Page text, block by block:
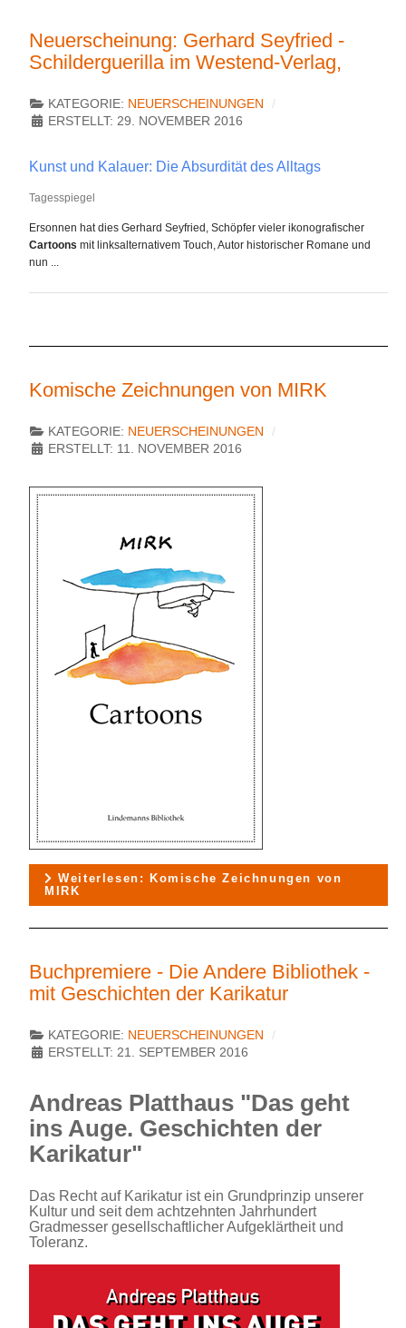
Neuerscheinung: Gerhard Seyfried -
Schilderguerilla im Westend-Verlag,
KATEGORIE: NEUERSCHEINUNGEN
ERSTELLT: 29. NOVEMBER 2016
Kunst und Kalauer: Die Absurdität des Alltags
Tagesspiegel
Ersonnen hat dies Gerhard Seyfried, Schöpfer vieler ikonografischer
Cartoons mit linksalternativem Touch, Autor historischer Romane und
nun ...
Komische Zeichnungen von MIRK
KATEGORIE: NEUERSCHEINUNGEN
ERSTELLT: 11. NOVEMBER 2016
Weiterlesen: Komische Zeichnungen von
MIRK
Buchpremiere - Die Andere Bibliothek -
mit Geschichten der Karikatur
KATEGORIE: NEUERSCHEINUNGEN
ERSTELLT: 21. SEPTEMBER 2016
Andreas Platthaus "Das geht
ins Auge. Geschichten der
Karikatur"
Das Recht auf Karikatur ist ein Grundprinzip unserer
Kultur und seit dem achtzehnten Jahrhundert
Gradmesser gesellschaftlicher Aufgeklärtheit und
Toleranz.